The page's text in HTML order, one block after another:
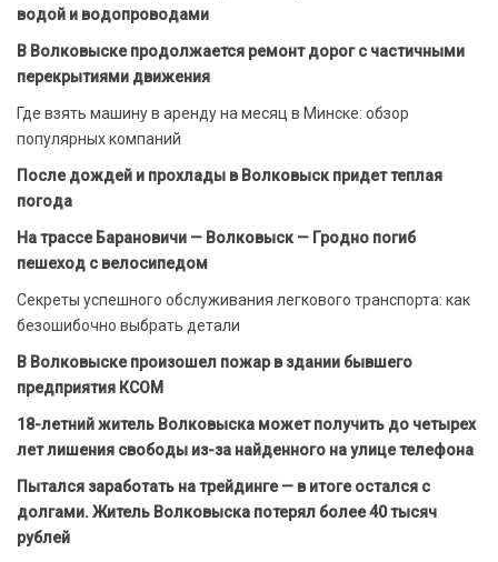
водой и водопроводами
В Волковыске продолжается ремонт дорог с частичными
перекрытиями движения
Где взять машину в аренду на месяц в Минске: обзор
популярных компаний
После дождей и прохлады в Волковыск придет теплая
погода
На трассе Барановичи — Волковыск — Гродно погиб
пешеход с велосипедом
Секреты успешного обслуживания легкового транспорта: как
безошибочно выбрать детали
В Волковыске произошел пожар в здании бывшего
предприятия КСОМ
18-летний житель Волковыска может получить до четырех
лет лишения свободы из-за найденного на улице телефона
Пытался заработать на трейдинге — в итоге остался с
долгами. Житель Волковыска потерял более 40 тысяч
рублей